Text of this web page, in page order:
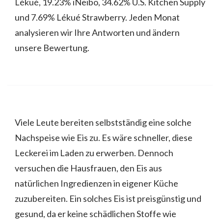
Lékué, 19.23% iNeibo, 34.62% U.S. Kitchen Supply
und 7.69% Lékué Strawberry. Jeden Monat
analysieren wir Ihre Antworten und ändern
unsere Bewertung.
Viele Leute bereiten selbstständig eine solche
Nachspeise wie Eis zu. Es wäre schneller, diese
Leckerei im Laden zu erwerben. Dennoch
versuchen die Hausfrauen, den Eis aus
natürlichen Ingredienzen in eigener Küche
zuzubereiten. Ein solches Eis ist preisgünstig und
gesund, da er keine schädlichen Stoffe wie